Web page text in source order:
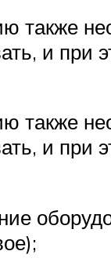
также
и при
также
и при